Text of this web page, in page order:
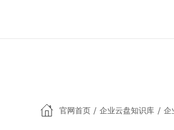
官网首页 / 企业云盘知识库 / 企